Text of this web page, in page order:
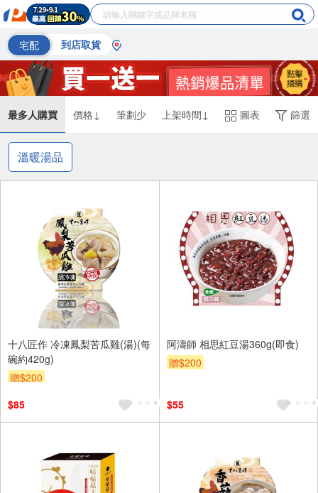
宅配 到店取貨
最多人購買 價格↓ 筆劃少 上架時間↓ 圖表 篩選
溫暖湯品
十八匠作 冷凍鳳梨苦瓜雞(湯)(每
碗約420g)
贈$200
$85
阿濤師 相思紅豆湯360g(即食)
贈$200
$55